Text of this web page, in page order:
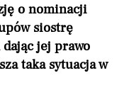
o nominacji
siostrę
jej prawo
taka sytuacja w